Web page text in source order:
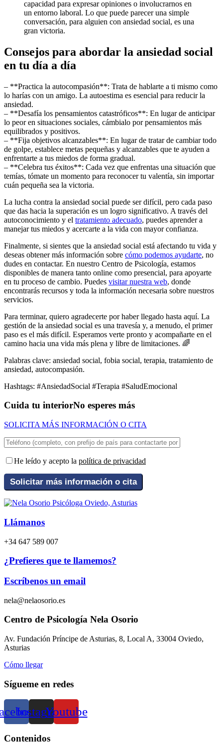
capacidad para expresar opiniones o involucrarnos en
un entorno laboral. Lo que puede parecer una simple
conversación, para alguien con ansiedad social, es una
gran victoria.
Consejos para abordar la ansiedad social
en tu día a día
– **Practica la autocompasión**: Trata de hablarte a ti mismo como
lo harías con un amigo. La autoestima es esencial para reducir la
ansiedad.
– **Desafía los pensamientos catastróficos**: En lugar de anticipar
lo peor en situaciones sociales, cámbialo por pensamientos más
equilibrados y positivos.
– **Fija objetivos alcanzables**: En lugar de tratar de cambiar todo
de golpe, establece metas pequeñas y alcanzables que te ayuden a
enfrentarte a tus miedos de forma gradual.
– **Celebra tus éxitos**: Cada vez que enfrentas una situación que
temías, tómate un momento para reconocer tu valentía, sin importar
cuán pequeña sea la victoria.
La lucha contra la ansiedad social puede ser difícil, pero cada paso
que das hacia la superación es un logro significativo. A través del
autoconocimiento y el tratamiento adecuado, puedes aprender a
manejar tus miedos y acercarte a la vida con mayor confianza.
Finalmente, si sientes que la ansiedad social está afectando tu vida y
deseas obtener más información sobre cómo podemos ayudarte, no
dudes en contactar. En nuestro Centro de Psicología, estamos
disponibles de manera tanto online como presencial, para apoyarte
en tu proceso de cambio. Puedes visitar nuestra web, donde
encontrarás recursos y toda la información necesaria sobre nuestros
servicios.
Para terminar, quiero agradecerte por haber llegado hasta aquí. La
gestión de la ansiedad social es una travesía y, a menudo, el primer
paso es el más difícil. Esperamos verte pronto y acompañarte en el
camino hacia una vida más plena y libre de limitaciones. 🌈
Palabras clave: ansiedad social, fobia social, terapia, tratamiento de
ansiedad, autocompasión.
Hashtags: #AnsiedadSocial #Terapia #SaludEmocional
Cuida tu interiorNo esperes más
SOLICITA MÁS INFORMACIÓN O CITA
He leído y acepto la política de privacidad
Llámanos
+34 647 589 007
¿Prefieres que te llamemos?
Escríbenos un email
nela@nelaosorio.es
Centro de Psicología Nela Osorio
Av. Fundación Príncipe de Asturias, 8, Local A, 33004 Oviedo,
Asturias
Cómo llegar
Sígueme en redes
InstagramYoutube
Contenidos